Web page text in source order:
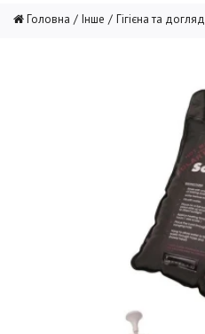
Головна Інше Гігієна та догляд